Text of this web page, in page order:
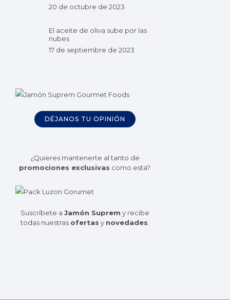
20 de octubre de 2023
El aceite de oliva sube por las
nubes
17 de septiembre de 2023
DÉJANOS TU OPINIÓN
¿Quieres mantenerte al tanto de
promociones exclusivas como esta?
Suscríbete a Jamón Suprem y recibe
todas nuestras ofertas y novedades